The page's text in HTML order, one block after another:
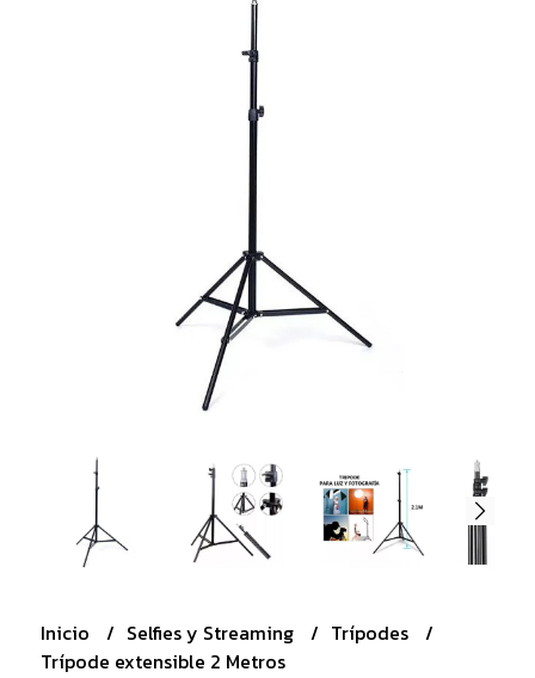
Inicio Selfies y Streaming
Trípodes
Trípode extensible 2 Metros